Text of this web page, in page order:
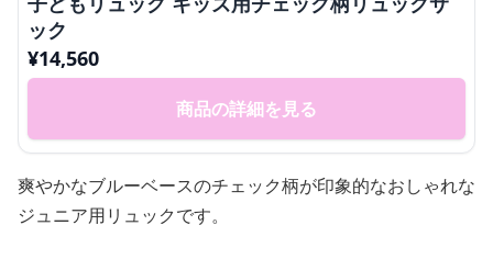
ック
¥14,560
商品の詳細を見る
爽やかなブルーベースのチェック柄が印象的なおしゃれな
ジュニア用リュックです。